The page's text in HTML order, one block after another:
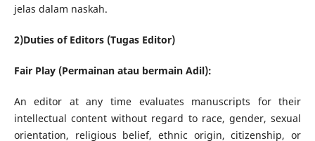
jelas dalam naskah.
2)Duties of Editors (Tugas Editor)
Fair Play (Permainan atau bermain Adil):
An editor at any time evaluates manuscripts for their
intellectual content without regard to race, gender, sexual
orientation, religious belief, ethnic origin, citizenship, or